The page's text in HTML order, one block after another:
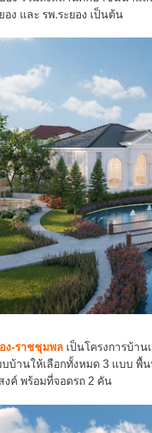
อง และ รพ.ระยอง เป็นต้น
ง-ราชชุมพล เป็นโครงการบ้า
บ้านให้เลือกทั้งหมด 3 แบบ พื้
งค์ พร้อมที่จอดรถ 2 คัน